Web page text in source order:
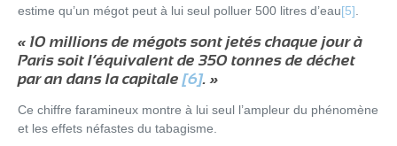
estime qu’un mégot peut à lui seul polluer 500 litres d’eau[5]
« 10 millions de mégots sont jetés chaque jour à
Paris soit l’équivalent de 350 tonnes de déchet
par an dans la capitale[6].»
Ce chiffre faramineux montre à lui seul l’ampleur du phénomène
et les effets néfastes du tabagisme.